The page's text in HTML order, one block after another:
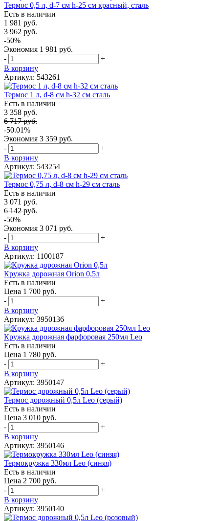
Термос 0,5 л, d-7 см h-25 см красный, сталь
Есть в наличии
1 981 руб.
3 962 руб.
-50%
Экономия 1 981 руб.
-
+
В корзину
Артикул: 543261
Термос 1 л, d-8 см h-32 см сталь
Есть в наличии
3 358 руб.
6 717 руб.
-50.01%
Экономия 3 359 руб.
-
+
В корзину
Артикул: 543254
Термос 0,75 л, d-8 см h-29 см сталь
Есть в наличии
3 071 руб.
6 142 руб.
-50%
Экономия 3 071 руб.
-
+
В корзину
Артикул: 1100187
Кружка дорожная Orion 0,5л
Есть в наличии
Цена 1 700 руб.
-
+
В корзину
Артикул: 3950136
Кружка дорожная фарфоровая 250мл Leo
Есть в наличии
Цена 1 780 руб.
-
+
В корзину
Артикул: 3950147
Термос дорожный 0,5л Leo (серый)
Есть в наличии
Цена 3 010 руб.
-
+
В корзину
Артикул: 3950146
Термокружка 330мл Leo (синяя)
Есть в наличии
Цена 2 700 руб.
-
+
В корзину
Артикул: 3950140